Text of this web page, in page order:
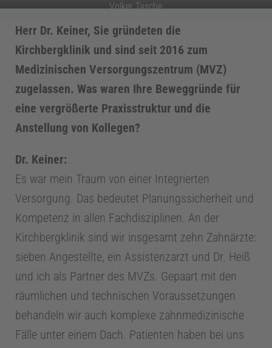
Volker Tasche
Herr Dr. Keiner, Sie gründeten die
Kirchbergklinik und sind seit 2016 zum
Medizinischen Versorgungszentrum (MVZ)
zugelassen. Was waren Ihre Beweggründe für
eine vergrößerte Praxisstruktur und die
Anstellung von Kollegen?
Dr. Keiner:
Es war mein Traum von einer Integrierten
Versorgung. Das bedeutet Planungssicherheit und
Kompetenz in allen Fachdisziplinen. An der
Kirchbergklinik sind wir insgesamt zehn Zahnärzte:
sieben Angestellte, ein Assistenzarzt und Dr. Heiß
und ich als Partner des MVZs. Gepaart mit den
räumlichen und technischen Voraussetzungen
behandeln wir auch komplexe zahnmedizinische
Fälle unter einem Dach. Patienten haben bei uns